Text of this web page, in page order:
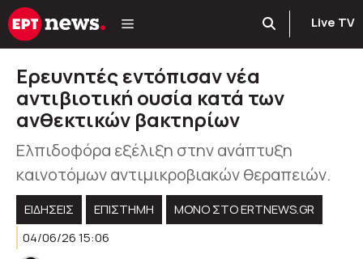
Μετάβαση
σε
Live TV
Ερευνητές εντόπισαν νέα
αντιβιοτική ουσία κατά των
ανθεκτικών βακτηρίων
Ελπιδοφόρα εξέλιξη στην ανάπτυξη
καινοτόμων αντιμικροβιακών θεραπειών.
ΕΙΔΗΣΕΙΣ ΕΠΙΣΤΗΜΗ
ΜΟΝΟ ΣΤΟ ERTNEWS.GR
04/06/26 15:06